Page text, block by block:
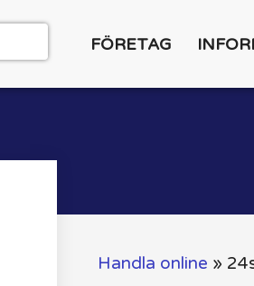
FÖRETAG
Handla online »